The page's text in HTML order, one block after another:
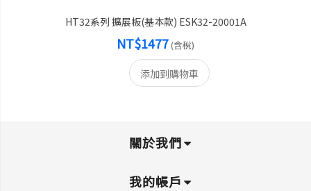
HT32系列 擴展板(基本款) ESK32-20001A
NT$1477(含稅)
添加到購物車
關於我們
我的帳戶